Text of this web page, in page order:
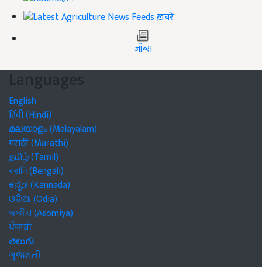
ख़बरें
जॉब्स
Languages
English
हिंदी (Hindi)
മലയാളം (Malayalam)
मराठी (Marathi)
தமிழ் (Tamil)
বাঙালি (Bengali)
ಕನ್ನಡ (Kannada)
ଓଡିଆ (Odia)
অসমীয়া (Asomiya)
ਪੰਜਾਬੀ
తెలుగు
ગુજરાતી